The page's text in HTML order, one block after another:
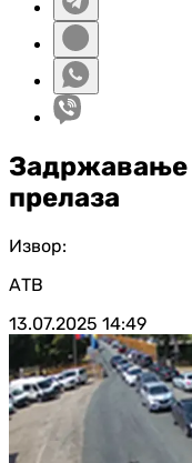
Задржавање
прелаза
Извор:
АТВ
13.07.2025 14:49